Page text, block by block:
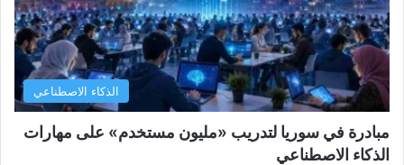
الذكاء الاصطناعي
مبادرة في سوريا لتدريب «مليون مستخدم» على مهارات
الذكاء الاصطناعي